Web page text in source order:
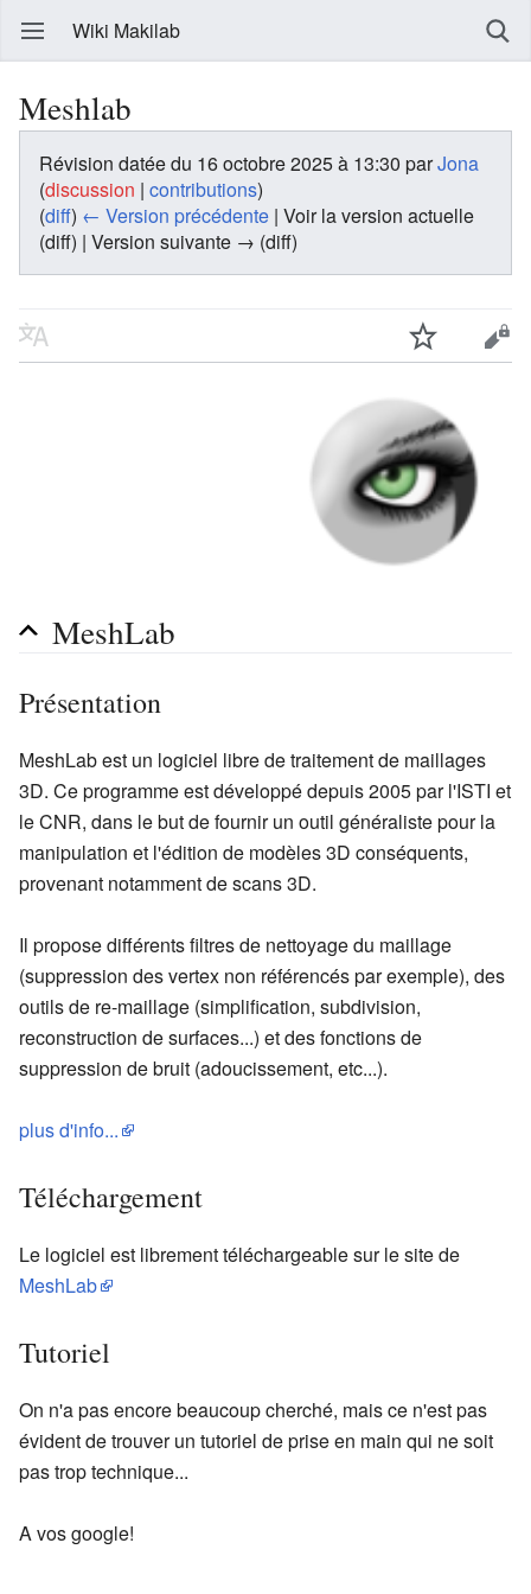
Wiki Makilab
Meshlab
Révision datée du 16 octobre 2025 à 13:30 parJona
(discussion | contributions)
(diff) ← Version précédente | Voir la version actuelle
(diff) | Version suivante → (diff)
MeshLab
Présentation
MeshLab est un logiciel libre de traitement de maillages
3D. Ce programme est développé depuis 2005 par l'ISTI et
le CNR, dans le but de fournir un outil généraliste pour la
manipulation et l'édition de modèles 3D conséquents,
provenant notamment de scans 3D.
Il propose différents filtres de nettoyage du maillage
(suppression des vertex non référencés par exemple), des
outils de re-maillage (simplification, subdivision,
reconstruction de surfaces...) et des fonctions de
suppression de bruit (adoucissement, etc...).
plus d'info...
Téléchargement
Le logiciel est librement téléchargeable sur le site de
MeshLab
Tutoriel
On n'a pas encore beaucoup cherché, mais ce n'est pas
évident de trouver un tutoriel de prise en main qui ne soit
pas trop technique...
A vos google!